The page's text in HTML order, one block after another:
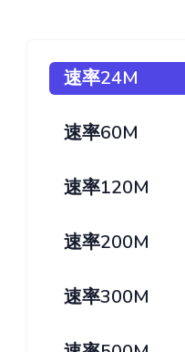
速率24M
速率60M
速率120M
速率200M
速率300M